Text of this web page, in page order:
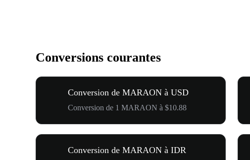
Conversions courantes
Conversion de MARAON à USD
Conversion de 1 MARAON à $10.88
Conversion de MARAON à IDR